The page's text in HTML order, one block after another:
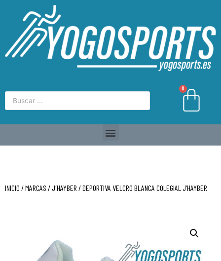
0
INICIO /MARCAS /J´HAYBER / DEPORTIVA VELCRO BLANCA COLEGIAL J’HAYBER